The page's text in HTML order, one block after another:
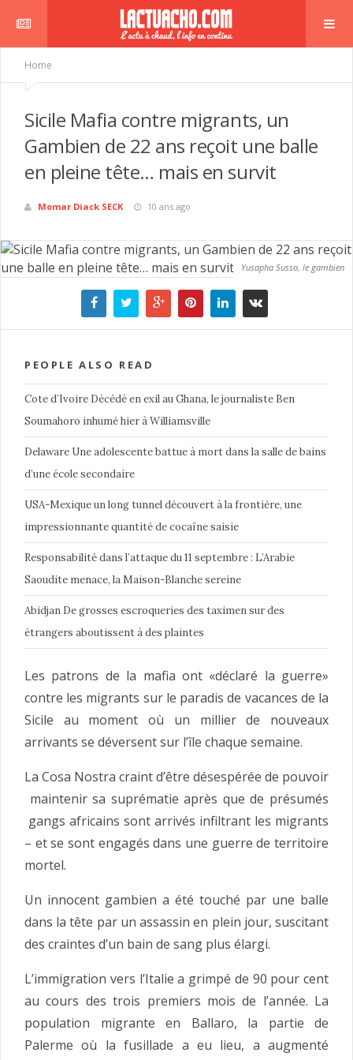
Home
Sicile Mafia contre migrants, un
Gambien de 22 ans reçoit une balle
en pleine tête… mais en survit
Momar Diack SECK 10 ans ago
Yusapha Susso, le gambien
PEOPLE ALSO READ
Cote d’Ivoire Décédé en exil au Ghana, le journaliste Ben
Soumahoro inhumé hier à Williamsville
Delaware Une adolescente battue à mort dans la salle de bains
d’une école secondaire
USA-Mexique un long tunnel découvert à la frontière, une
impressionnante quantité de cocaïne saisie
Responsabilité dans l’attaque du 11 septembre : L’Arabie
Saoudite menace, la Maison-Blanche sereine
Abidjan De grosses escroqueries des taximen sur des
étrangers aboutissent à des plaintes
Les patrons de la mafia ont «déclaré la guerre»
contre les migrants sur le paradis de vacances de la
Sicile au moment où un millier de nouveaux
arrivants se déversent sur l’île chaque semaine.
La Cosa Nostra craint d’être désespérée de pouvoir
maintenir sa suprématie après que de présumés
gangs africains sont arrivés infiltrant les migrants
– et se sont engagés dans une guerre de territoire
mortel.
Un innocent gambien a été touché par une balle
dans la tête par un assassin en plein jour, suscitant
des craintes d’un bain de sang plus élargi.
L’immigration vers l’Italie a grimpé de 90 pour cent
au cours des trois premiers mois de l’année. La
population migrante en Ballaro, la partie de
Palerme où la fusillade a eu lieu, a augmenté